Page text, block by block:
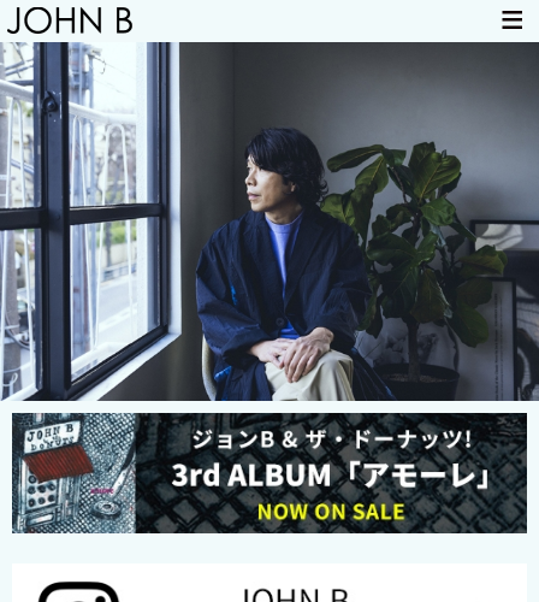
HOME
LIVE INFO
MAIL